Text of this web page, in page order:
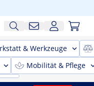
& Werkzeuge
Mobilität & Pflege